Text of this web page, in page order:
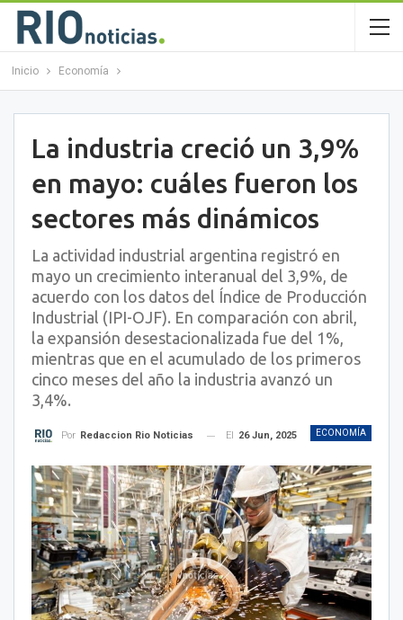
Inicio Economía
La industria creció un 3,9%
en mayo: cuáles fueron los
sectores más dinámicos
La actividad industrial argentina registró en
mayo un crecimiento interanual del 3,9%, de
acuerdo con los datos del Índice de Producción
Industrial (IPI-OJF). En comparación con abril,
la expansión desestacionalizada fue del 1%,
mientras que en el acumulado de los primeros
cinco meses del año la industria avanzó un
3,4%.
ECONOMÍA
Por Redaccion Rio Noticias El 26 Jun, 2025